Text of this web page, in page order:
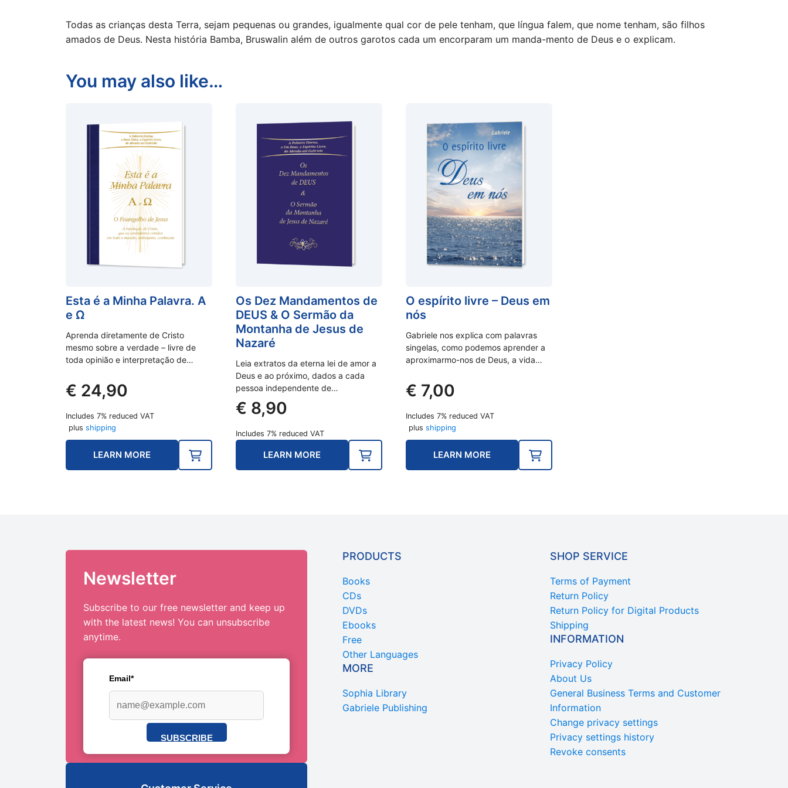
Todas as crianças desta Terra, sejam pequenas ou grandes, igualmente qual cor de pele tenham, que língua falem, que nome tenham, são filhos
amados de Deus. Nesta história Bamba, Bruswalin além de outros garotos cada um encorparam um manda-mento de Deus e o explicam.
You may also like…
Esta é a Minha Palavra. A
e Ω
Aprenda diretamente de Cristo
mesmo sobre a verdade – livre de
toda opinião e interpretação de…
€ 24,90
Includes 7% reduced VAT
plus shipping
LEARN MORE
Os Dez Mandamentos de
DEUS & O Sermão da
Montanha de Jesus de
Nazaré
Leia extratos da eterna lei de amor a
Deus e ao próximo, dados a cada
pessoa independente de…
€ 8,90
Includes 7% reduced VAT
LEARN MORE
O espírito livre – Deus em
nós
Gabriele nos explica com palavras
singelas, como podemos aprender a
aproximarmo-nos de Deus, a vida…
€ 7,00
Includes 7% reduced VAT
plus shipping
LEARN MORE
Newsletter
Subscribe to our free newsletter and keep up
with the latest news! You can unsubscribe
anytime.
Email*
SUBSCRIBE
PRODUCTS
Books
CDs
DVDs
Ebooks
Free
Other Languages
MORE
Sophia Library
Gabriele Publishing
SHOP SERVICE
Terms of Payment
Return Policy
Return Policy for Digital Products
Shipping
INFORMATION
Privacy Policy
About Us
General Business Terms and Customer
Information
Change privacy settings
Privacy settings history
Revoke consents